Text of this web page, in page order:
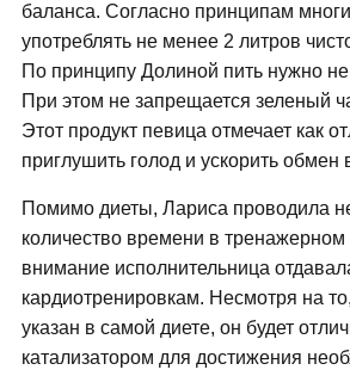
баланса. Согласно принципам
употреблять не менее 2 литров
По принципу Долиной пить нужно
При этом не запрещается зеленый
Этот продукт певица отмечает как
приглушить голод и ускорить обмен
Помимо диеты, Лариса проводила
количество времени в
внимание исполнительница
кардиотренировкам. Несмотря на
указан в самой диете, он будет
катализатором для достижения